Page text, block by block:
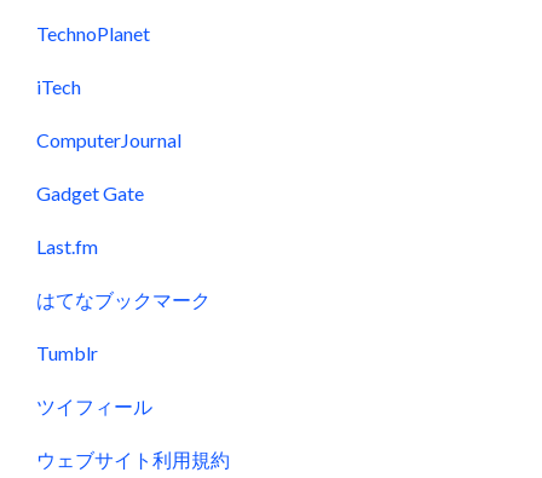
TechnoPlanet
iTech
ComputerJournal
Gadget Gate
Last.fm
はてなブックマーク
Tumblr
ツイフィール
ウェブサイト利用規約